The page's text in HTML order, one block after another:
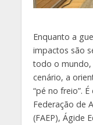
Enquanto a
impactos são
todo o mundo,
cenário, a
“pé no freio”.
Federação de
(FAEP), Ágide